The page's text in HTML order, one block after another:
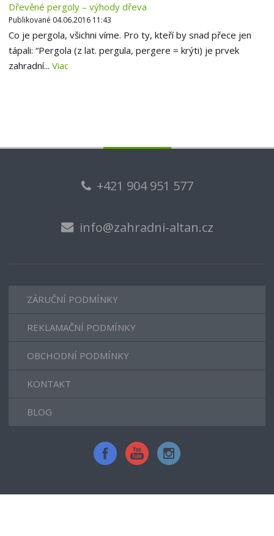
Dřevěné pergoly – výhody dřeva
Publikované 04.06.2016 11:43
Co je pergola, všichni víme. Pro ty, kteří by snad přece jen
tápali: “Pergola (z lat. pergula, pergere = krýti) je prvek
zahradní... Viac
+421 904 951 577
info@zahradni-altan.cz
ZÁRUČNÍ PODMÍNKY
REKLAMAČNÍ PODMÍNKY
OBCHODNÍ PODMÍNKY
KONTAKT
BLOG